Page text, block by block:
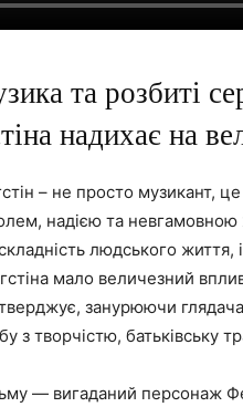
та розбиті
надихає на
– не просто музикант, це
надією та
людського
мало величезний
занурюючи
з творчістю, батьківську
— вигаданий персонаж